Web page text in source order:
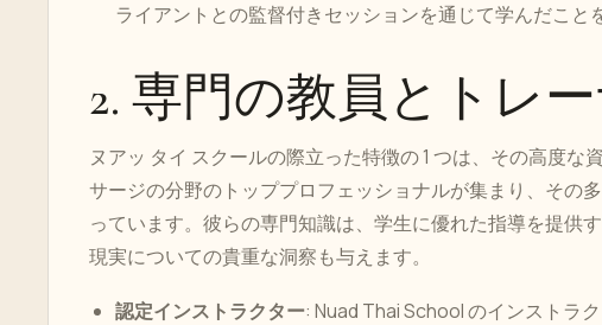
ライアントとの監督付きセッションを通じて学んだこと
2. 専門の教員とトレ
ヌアッ タイ スクールの際立った特徴の 1 つは、その高度
サージの分野のトッププロフェッショナルが集まり、その
っています。彼らの専門知識は、学生に優れた指導を提供
現実についての貴重な洞察も与えます。
認定インストラクター: Nuad Thai School のインストラ